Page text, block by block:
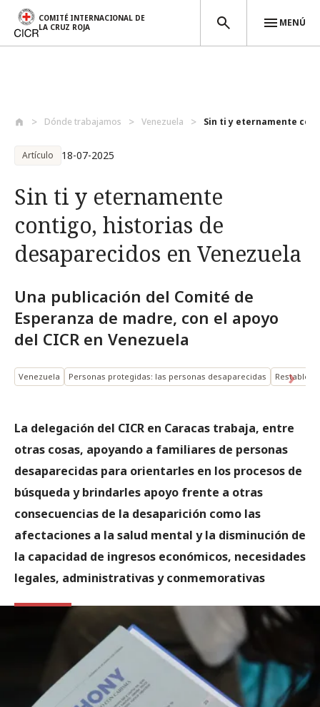
COMITÉ INTERNACIONAL DE
LA CRUZ ROJA
MENÚ
Dónde trabajamos Venezuela Sin ti y eternamente
Artículo 18-07-2025
Sin ti y eternamente
contigo, historias de
desaparecidos en Venezuela
Una publicación del Comité de
Esperanza de madre, con el apoyo
del CICR en Venezuela
Venezuela Personas protegidas: las personas desaparecidas
La delegación del CICR en Caracas trabaja, entre
otras cosas, apoyando a familiares de personas
desaparecidas para orientarles en los procesos de
búsqueda y brindarles apoyo frente a otras
consecuencias de la desaparición como las
afectaciones a la salud mental y la disminución de
la capacidad de ingresos económicos, necesidades
legales, administrativas y conmemorativas